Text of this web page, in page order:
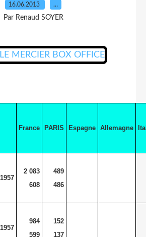
16.06.2013 …
Par Renaud SOYER
France PARIS Espagne Allemagne
1957
2 083
608
489
486
1957
984
599
152
137